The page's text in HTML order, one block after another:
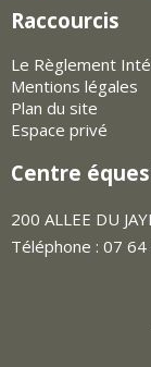
Raccourcis
Le Règlement
Mentions légales
Plan du site
Espace privé
Centre
200 ALLEE DU
Téléphone : 07